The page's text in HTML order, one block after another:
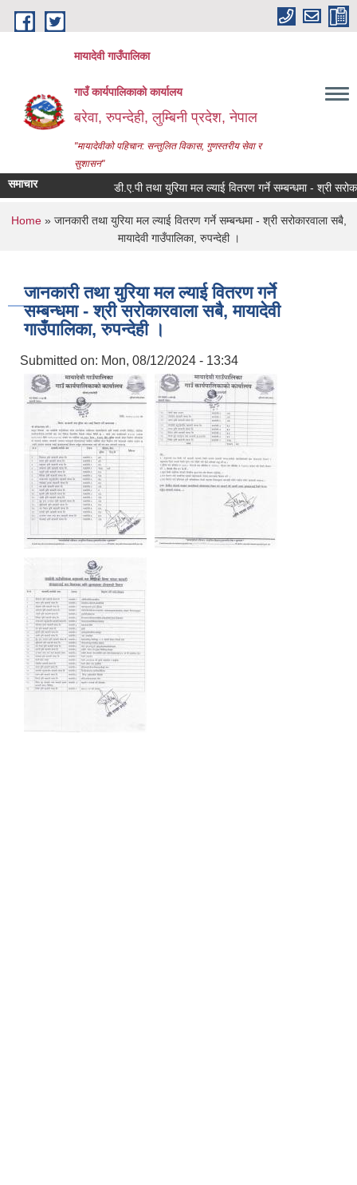
Skip to main content
मायादेवी गाउँपालिका
गाउँ कार्यपालिकाको कार्यालय
बरेवा, रुपन्देही, लुम्बिनी प्रदेश, नेपाल
"मायादेवीको पहिचान: सन्तुलित विकास, गुणस्तरीय सेवा र
सुशासन"
समाचार डी.ए.पी तथा युरिया मल ल्याई वितरण गर्ने सम्बन्धमा - श्री
You are here
Home» जानकारी तथा युरिया मल ल्याई वितरण गर्ने सम्बन्धमा - श्री सरोकारवाला सबै,
मायादेवी गाउँपालिका, रुपन्देही ।
जानकारी तथा युरिया मल ल्याई वितरण गर्ने
सम्बन्धमा - श्री सरोकारवाला सबै, मायादेवी
गाउँपालिका, रुपन्देही ।
Submitted on: Mon, 08/12/2024 - 13:34